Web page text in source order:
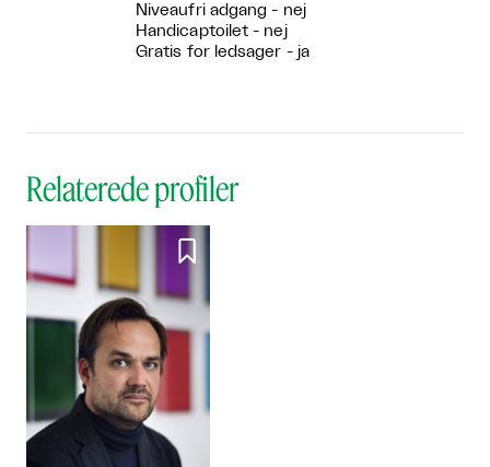
Niveaufri adgang - nej
Handicaptoilet - nej
Gratis for ledsager - ja
Relaterede profiler
